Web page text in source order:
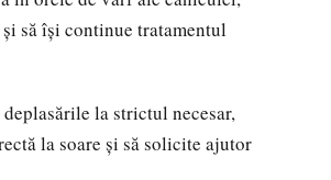
să își continue tratamentul
la strictul necesar,
la soare și să solicite ajutor